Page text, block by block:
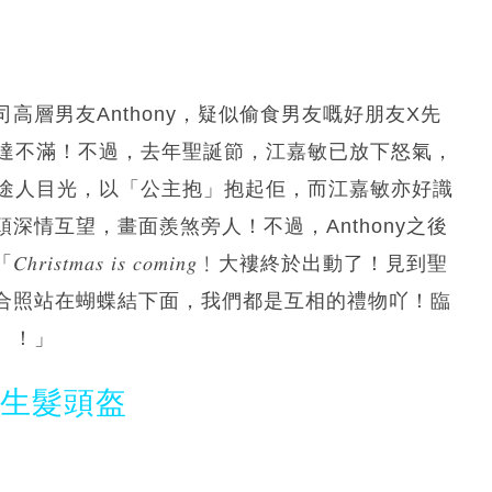
高層男友Anthony，疑似偷食男友嘅好朋友X先
滿！不過，去年聖誕節，江嘉敏已放下怒氣，
人目光，以「公主抱」抱起佢，而江嘉敏亦好識
情互望，畫面羨煞旁人！不過，Anthony之後
𝑖𝑠 𝑐𝑜𝑚𝑖𝑛𝑔﹗大褸終於出動了！見到聖
站在蝴蝶結下面，我們都是互相的禮物吖！臨
」
髮頭盔